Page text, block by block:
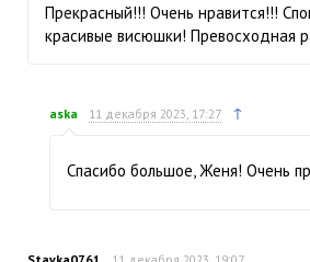
Прекрасный!!! Очень нравится!!!
красивые висюшки! Превосходная
aska 11 декабря 2023, 17:27 ↑
Спасибо большое, Женя! Очень